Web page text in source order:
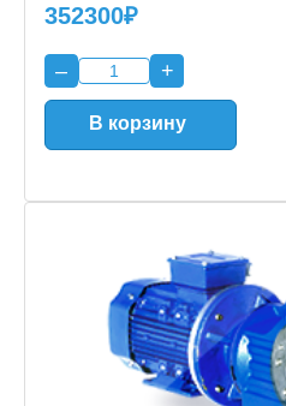
352300₽
– +
В корзину